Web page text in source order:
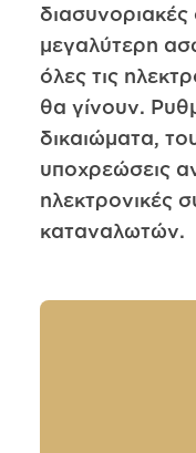
μεγαλύτερη
όλες τις
θα γίνουν.
δικαιώματα,
υποχρεώσεις
ηλεκτρονικές
καταναλωτών.